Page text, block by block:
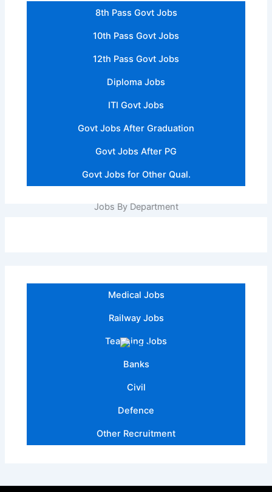
8th Pass Govt Jobs
10th Pass Govt Jobs
12th Pass Govt Jobs
Diploma Jobs
ITI Govt Jobs
Govt Jobs After Graduation
Govt Jobs After PG
Govt Jobs for Other Qual.
Jobs By Department
Medical Jobs
Railway Jobs
Teaching Jobs
Banks
Civil
Defence
Other Recruitment